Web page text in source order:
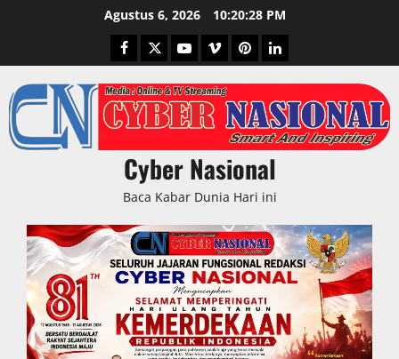
Agustus 6, 2026 10:20:29 PM
Facebook
TwitterYoutubeVimeoPinterestLinkedIn
Cyber Nasional
Baca Kabar Dunia Hari ini